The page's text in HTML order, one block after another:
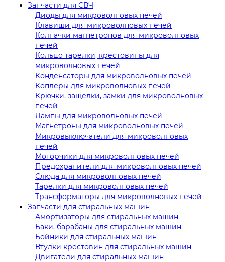
Запчасти для СВЧ
Диоды для микроволновых печей
Клавиши для микроволновых печей
Колпачки магнетронов для микроволновых
печей
Кольцо тарелки, крестовины для
микроволновых печей
Конденсаторы для микроволновых печей
Коплеры для микроволновых печей
Крючки, защелки, замки для микроволновых
печей
Лампы для микроволновых печей
Магнетроны для микроволновых печей
Микровыключатели для микроволновых
печей
Моторчики для микроволновых печей
Предохранители для микроволновых печей
Слюда для микроволновых печей
Тарелки для микроволновых печей
Трансформаторы для микроволновых печей
Запчасти для стиральных машин
Амортизаторы для стиральных машин
Баки, барабаны для стиральных машин
Бойники для стиральных машин
Втулки крестовин для стиральных машин
Двигатели для стиральных машин